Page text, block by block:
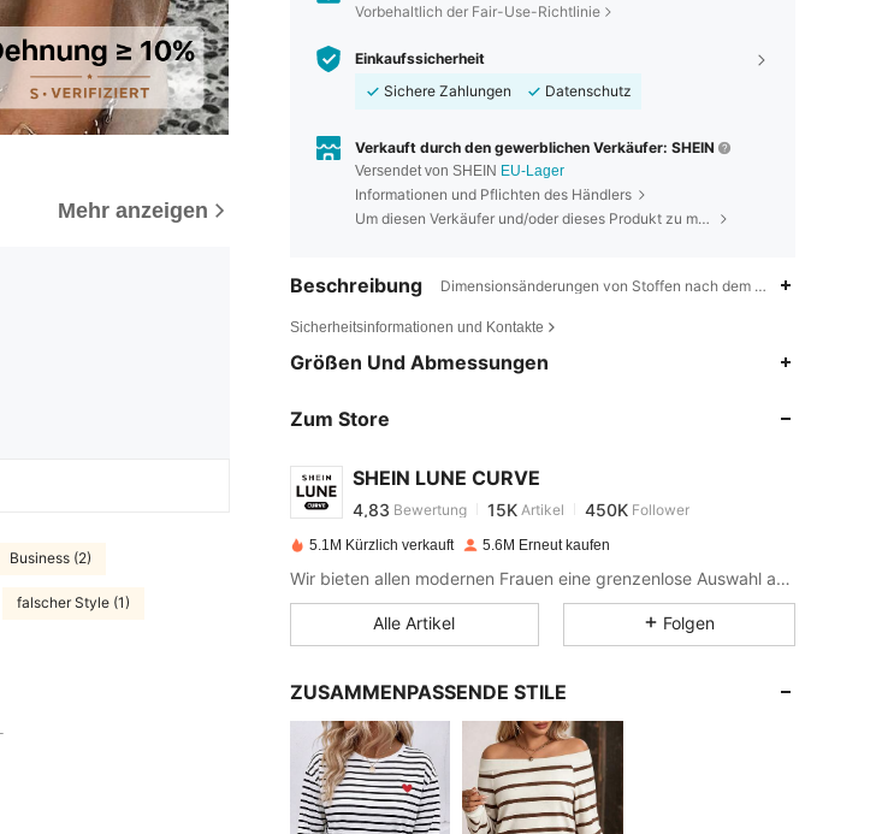
Mehr anzeigen
Business (2)
falscher Style (1)
Vorbehaltlich der Fair-Use-Richtlinie
Einkaufssicherheit
Sichere Zahlungen
Datenschutz
Verkauft durch den gewerblichen Verkäufer: SHEIN
Versendet von SHEIN EU-Lager
Informationen und Pflichten des Händlers
Um diesen Verkäufer und/oder dieses Produkt zu melden
Beschreibung Dimensionsänderungen von Stoffen nach dem Waschen zu
Sicherheitsinformationen und Kontakte
Größen Und Abmessungen
Zum Store
SHEIN LUNE CURVE
4,83
m***tbezahltVor 1 Tag
4,83 15K 450K
5.1M Kürzlich verkauft 5.6M Erneut kaufen
Wir bieten allen modernen Frauen eine grenzenlose Auswahl an Styles.
Alle Artikel Folgen
ZUSAMMENPASSENDE STILE